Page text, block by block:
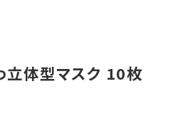
立体型マスク 10枚